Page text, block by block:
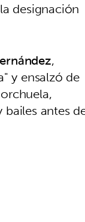
designación
,
y ensalzó de
antes